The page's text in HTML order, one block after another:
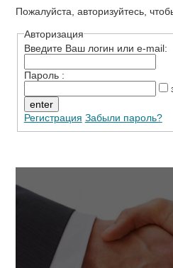
Пожалуйста, авторизуйтесь,
Авторизация
Введите Ваш логин или e-mail:
Пароль :
Регистрация Забыли пароль?